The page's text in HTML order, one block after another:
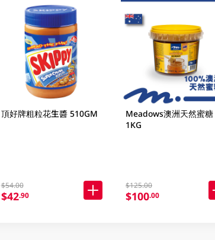
頂好牌粗粒花生醬 510GM
$54.00
$42.90
Meadows澳洲天然蜜糖
1KG
$125.00
$100.00